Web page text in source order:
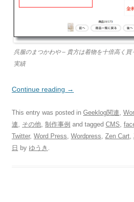
呉服のまつかわや – 貴方は着物を十倍高く
実績
Continue reading →
This entry was posted in Geeklog関連
連
その他 制作事例 and tagged CMS
Twitter, Word Press Wordpress Zen Cart
日 by ゆうき